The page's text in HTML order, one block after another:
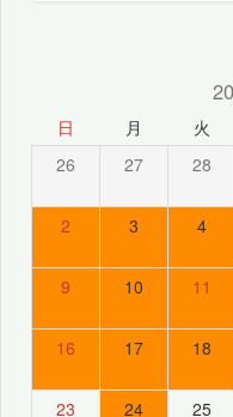
日 月 火
26 27 28
2 3 4
9 10 11
16 17 18
23 24 25